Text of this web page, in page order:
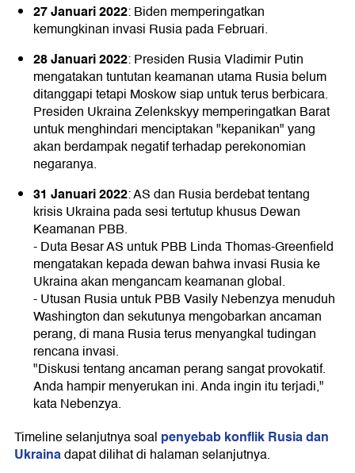
27 Januari 2022: Biden memperingatkan
kemungkinan invasi Rusia pada Februari.
28 Januari 2022: Presiden Rusia Vladimir Putin
mengatakan tuntutan keamanan utama Rusia belum
ditanggapi tetapi Moskow siap untuk terus berbicara.
Presiden Ukraina Zelenkskyy memperingatkan Barat
untuk menghindari menciptakan "kepanikan" yang
akan berdampak negatif terhadap perekonomian
negaranya.
31 Januari 2022: AS dan Rusia berdebat tentang
krisis Ukraina pada sesi tertutup khusus Dewan
Keamanan PBB.
- Duta Besar AS untuk PBB Linda Thomas-Greenfield
mengatakan kepada dewan bahwa invasi Rusia ke
Ukraina akan mengancam keamanan global.
- Utusan Rusia untuk PBB Vasily Nebenzya menuduh
Washington dan sekutunya mengobarkan ancaman
perang, di mana Rusia terus menyangkal tudingan
rencana invasi.
"Diskusi tentang ancaman perang sangat provokatif.
Anda hampir menyerukan ini. Anda ingin itu terjadi,"
kata Nebenzya.
Timeline selanjutnya soal penyebab konflik Rusia dan
Ukrainadapat dilihat di halaman selanjutnya.